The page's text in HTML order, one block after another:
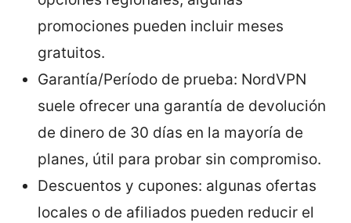
promociones pueden incluir meses
gratuitos.
Garantía/Período de prueba: NordVPN
suele ofrecer una garantía de devolución
de dinero de 30 días en la mayoría de
planes, útil para probar sin compromiso.
Descuentos y cupones: algunas ofertas
locales o de afiliados pueden reducir el